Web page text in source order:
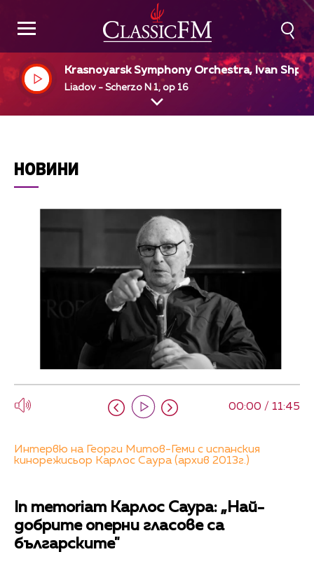
Krasnoyarsk Symphony Orchestra, Ivan
r, dir
Liadov - Scherzo N 1, op 16
НОВИНИ
00:00 / 11:45
Интервю на Георги Митов-Геми с испанския
кинорежисьор Карлос Саура (архив 2013г.)
In memoriam Карлос Саура: „Най-
добрите оперни гласове са
българските"